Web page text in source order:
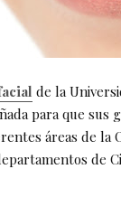
de la
para que sus
áreas de la
de